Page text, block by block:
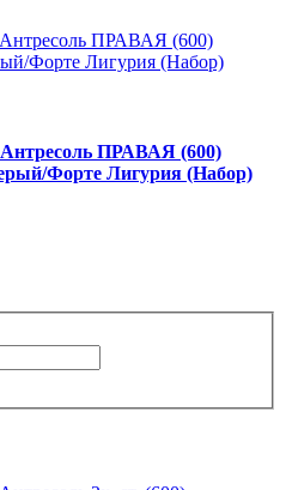
ПРАВАЯ (600)
Форте Лигурия (Набор)